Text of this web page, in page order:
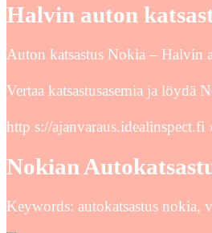
Halvin auton
Auton katsastus Nokia – Halvin
Vertaa katsastusasemia ja löydä
http s://ajanvaraus.idealinspect.fi
Nokian
Keywords: autokatsastus nokia,